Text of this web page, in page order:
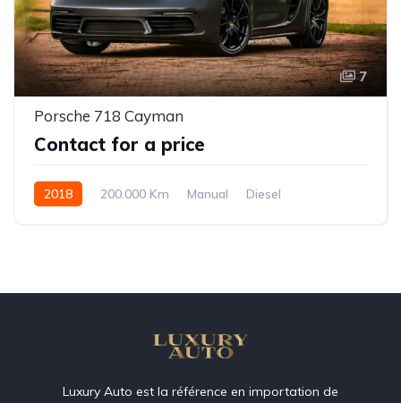
7
Porsche 718 Cayman
Contact for a price
2018 200.000 Km Manual
Diesel
Luxury Auto est la référence en importation de